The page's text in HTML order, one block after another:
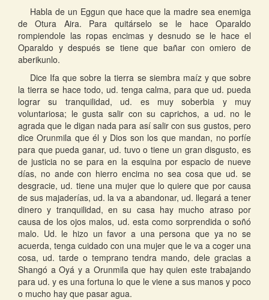
Habla de un Eggun que hace que la madre sea enemiga
de Otura Aira. Para quitárselo se le hace Oparaldo
rompiendole las ropas encimas y desnudo se le hace el
Oparaldo y después se tiene que bañar con omiero de
aberikunlo.
Dice Ifa que sobre la tierra se siembra maíz y que sobre
la tierra se hace todo, ud. tenga calma, para que ud. pueda
lograr su tranquilidad, ud. es muy soberbia y muy
voluntariosa; le gusta salir con su caprichos, a ud. no le
agrada que le digan nada para así salir con sus gustos, pero
dice Orunmila que él y Dios son los que mandan, no porfíe
para que pueda ganar, ud. tuvo o tiene un gran disgusto, es
de justicia no se para en la esquina por espacio de nueve
días, no ande con hierro encima no sea cosa que ud. se
desgracie, ud. tiene una mujer que lo quiere que por causa
de sus majaderías, ud. la va a abandonar, ud. llegará a tener
dinero y tranquilidad, en su casa hay mucho atraso por
causa de los ojos malos, ud. esta como sorprendida o soñó
malo. Ud. le hizo un favor a una persona que ya no se
acuerda, tenga cuidado con una mujer que le va a coger una
cosa, ud. tarde o temprano tendra mando, dele gracias a
Shangó a Oyá y a Orunmila que hay quien este trabajando
para ud. y es una fortuna lo que le viene a sus manos y poco
o mucho hay que pasar agua.